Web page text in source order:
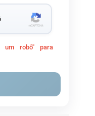
um robô" para